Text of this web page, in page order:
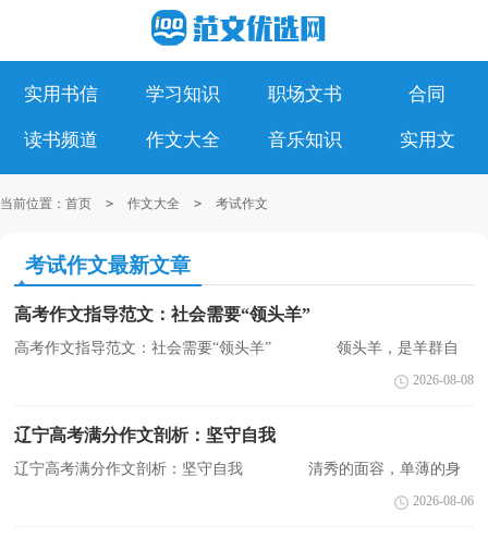
实用书信 学习知识 职场文书 合同
读书频道 作文大全 音乐知识 实用文
当前位置： 首页 > 作文大全 > 考试作文
考试作文最新文章
高考作文指导范文：社会需要“领头羊”
高考作文指导范文：社会需要“领头羊” 领头羊，是羊群自
己优胜劣汰自我竞争脱颖而出的，因而具有天然的崇高威望，2026-08-08
辽宁高考满分作文剖析：坚守自我
辽宁高考满分作文剖析：坚守自我 清秀的面容，单薄的身
子，桌面上是满满的手绘的稿子。下面是小编整理的作文，欢迎大家
2026-08-06